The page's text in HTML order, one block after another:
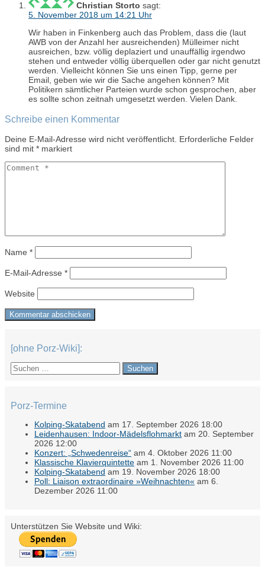
Christian Storto sagt:
5. November 2018 um 14:21 Uhr
Wir haben in Finkenberg auch das Problem, dass die (laut
AWB von der Anzahl her ausreichenden) Mülleimer nicht
ausreichen, bzw. völlig deplaziert und unauffällig irgendwo
stehen und entweder völlig überquellen oder gar nicht genutzt
werden. Vielleicht können Sie uns einen Tipp, gerne per
Email, geben wie wir die Sache angehen können? Mit
Politikern sämtlicher Parteien wurde schon gesprochen, aber
es sollte schon zeitnah umgesetzt werden. Vielen Dank.
Schreibe einen Kommentar
Deine E-Mail-Adresse wird nicht veröffentlicht. Erforderliche Felder
sind mit * markiert
Name *
E-Mail-Adresse *
Website
[ohne Porz-Wiki]:
Suchen
nach:
Porz-Termine
Kolping-Skatabend am 17. September 2026 18:00
Leidenhausen: Indoor-Mädelsflohmarkt am 20. September
2026 12:00
Konzert: „Schwedenreise“ am 4. Oktober 2026 11:00
Klassische Klavierquintette am 1. November 2026 11:00
Kolping-Skatabend am 19. November 2026 18:00
Poll: Liaison extraordinaire »Weihnachten« am 6.
Dezember 2026 11:00
Unterstützen Sie Website und Wiki: